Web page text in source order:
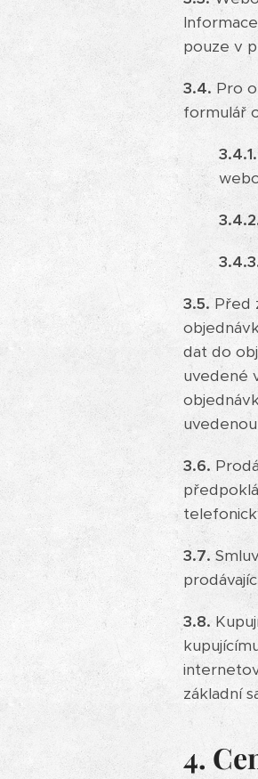
pouze v
3.4. Pro
formulář
3.4.1.
3.5. Před
dat do
uvedené
3.6.
3.7.
3.8.
základní
4.